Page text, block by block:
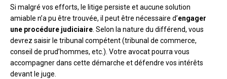
Si malgré vos efforts, le litige persiste et aucune solution
amiable n’a pu être trouvée, il peut être nécessaire d’engager
une procédure judiciaire. Selon la nature du différend, vous
devrez saisir le tribunal compétent (tribunal de commerce,
conseil de prud’hommes, etc.). Votre avocat pourra vous
accompagner dans cette démarche et défendre vos intérêts
devant le juge.